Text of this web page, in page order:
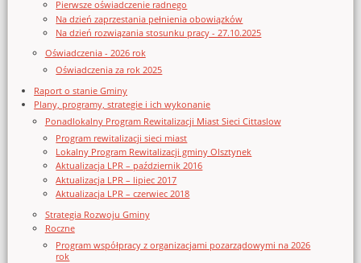
Pierwsze oświadczenie radnego
Na dzień zaprzestania pełnienia obowiązków
Na dzień rozwiązania stosunku pracy - 27.10.2025
Oświadczenia - 2026 rok
Oświadczenia za rok 2025
Raport o stanie Gminy
Plany, programy, strategie i ich wykonanie
Ponadlokalny Program Rewitalizacji Miast Sieci Cittaslow
Program rewitalizacji sieci miast
Lokalny Program Rewitalizacji gminy Olsztynek
Aktualizacja LPR – październik 2016
Aktualizacja LPR – lipiec 2017
Aktualizacja LPR – czerwiec 2018
Strategia Rozwoju Gminy
Roczne
Program współpracy z organizacjami pozarządowymi na 2026
rok